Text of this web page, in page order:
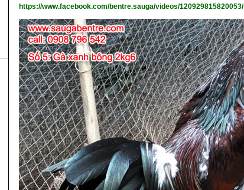
https://www.facebook.com/bentre.sauga/videos/120929815820053/